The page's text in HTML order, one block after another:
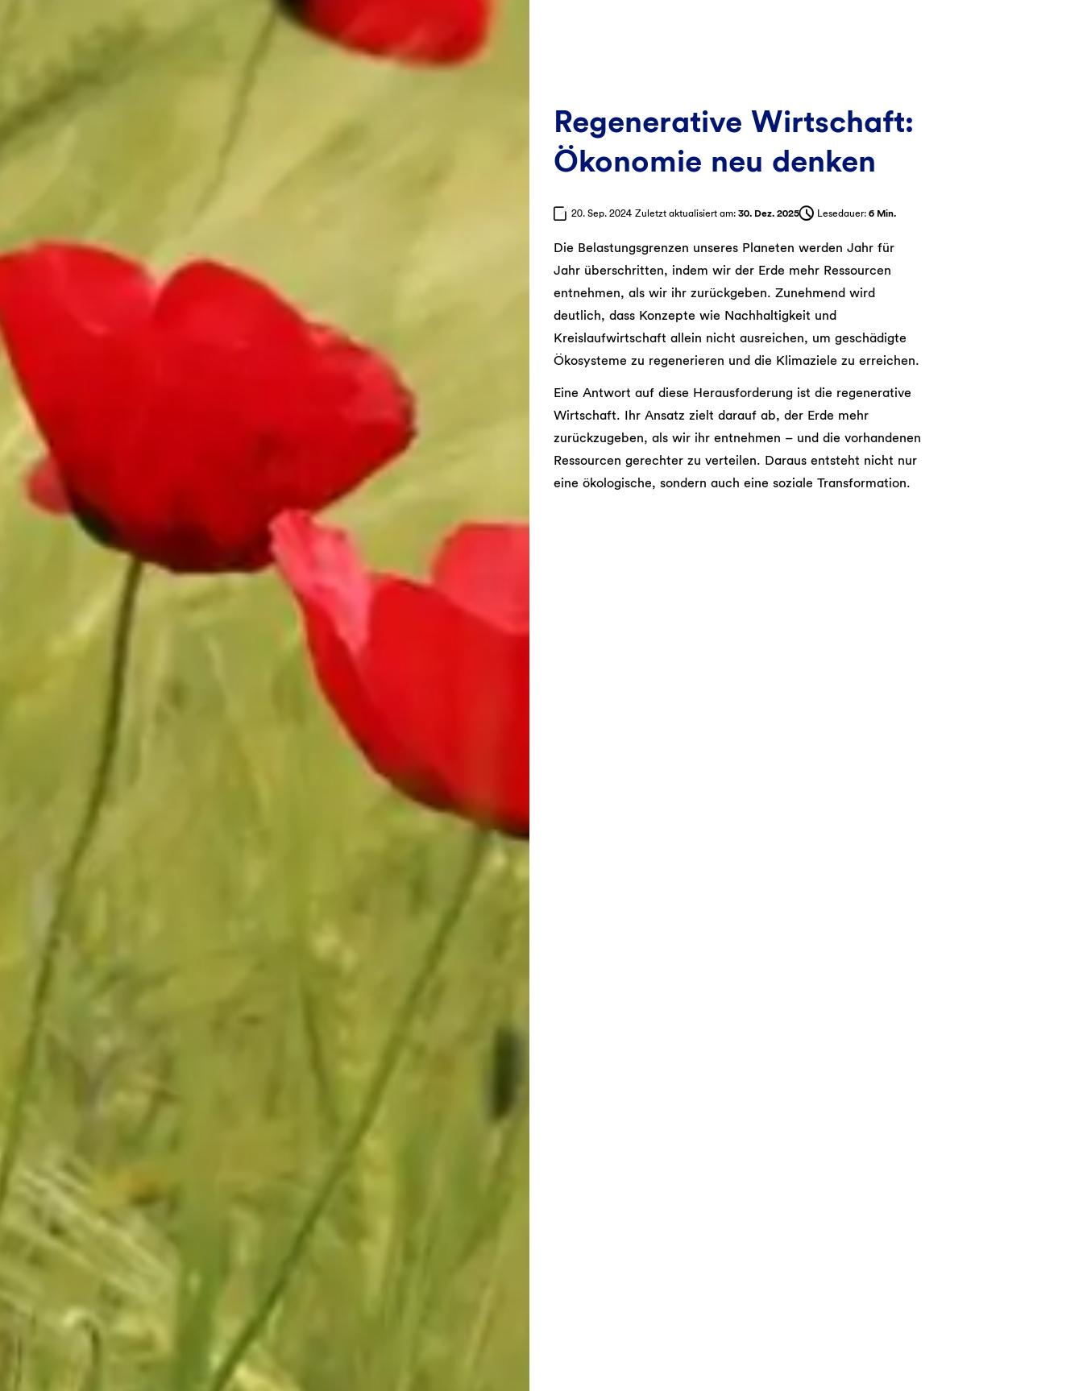
Regenerative Wirtschaft:
Ökonomie neu denken
20. Sep. 2024 Zuletzt aktualisiert am: 30. Dez. 2025 Lesedauer: 6 Min.
Die Belastungsgrenzen unseres Planeten werden Jahr für
Jahr überschritten, indem wir der Erde mehr Ressourcen
entnehmen, als wir ihr zurückgeben. Zunehmend wird
deutlich, dass Konzepte wie Nachhaltigkeit und
Kreislaufwirtschaft allein nicht ausreichen, um geschädigte
Ökosysteme zu regenerieren und die Klimaziele zu erreichen.
Eine Antwort auf diese Herausforderung ist die regenerative
Wirtschaft. Ihr Ansatz zielt darauf ab, der Erde mehr
zurückzugeben, als wir ihr entnehmen – und die vorhandenen
Ressourcen gerechter zu verteilen. Daraus entsteht nicht nur
eine ökologische, sondern auch eine soziale Transformation.